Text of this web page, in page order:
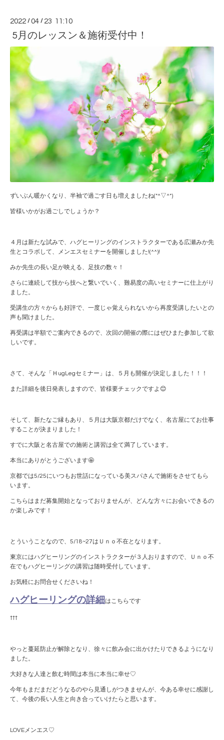
2022 /04 / 23 11:10
5月のレッスン＆施術受付中！
ずいぶん暖かくなり、半袖で過ごす日も増えましたね(*^▽^*)
皆様いかがお過ごしでしょうか？
４月は新たな試みで、ハグヒーリングのインストラクターである広瀬みか先
生とコラボして、メンエスセミナーを開催しました!(^^)!
みか先生の長い足が映える、足技の数々！
さらに連続して技から技へと繋いでいく、難易度の高いセミナーに仕上がり
ました。
受講生の方々からも好評で、一度じゃ覚えられないから再度受講したいとの
声も聞けました。
再受講は半額でご案内できるので、次回の開催の際にはぜひまた参加して欲
しいです。
さて、そんな「ＨugLegセミナー」は、５月も開催が決定しました！！！
また詳細を後日発表しますので、皆様要チェックですよ😊
そして、新たなご縁もあり、５月は大阪京都だけでなく、名古屋にてお仕事
することが決まりました！
すでに大阪と名古屋での施術と講習は全て満了しています。
本当にありがとうございます🤩
京都では5/25にいつもお世話になっている美スパさんで施術をさせてもら
います。
こちらはまだ募集開始となっておりませんが、どんな方々にお会いできるの
か楽しみです！
とういうことなので、5/18~27はＵｎｏ不在となります。
東京にはハグヒーリングのインストラクターが３人おりますので、Ｕｎｏ不
在でもハグヒーリングの講習は随時受付しています。
お気軽にお問合せくださいね！
ハグヒーリングの詳細はこちらです
↑↑↑
やっと蔓延防止が解除となり、徐々に飲み会に出かけたりできるようになり
ました。
大好きな人達と飲む時間は本当に本当に幸せ♡
今年もまだまだどうなるのやら見通しがつきませんが、今ある幸せに感謝し
て、今後の長い人生と向き合っていけたらと思います。
LOVEメンエス♡